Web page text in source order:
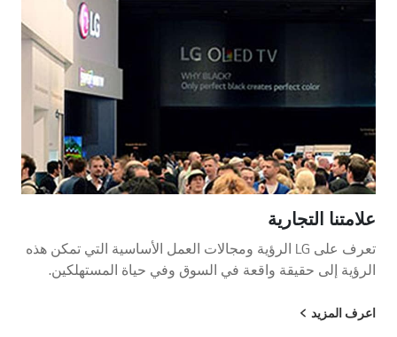
علامتنا التجارية
تعرف على LG الرؤية ومجالات العمل الأساسية التي تمكن هذه
الرؤية إلى حقيقة واقعة في السوق وفي حياة المستهلكين.
اعرف المزيد